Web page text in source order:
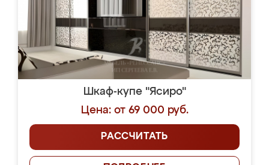
Шкаф-купе "Ясиро"
Цена: от 69 000 руб.
РАССЧИТАТЬ